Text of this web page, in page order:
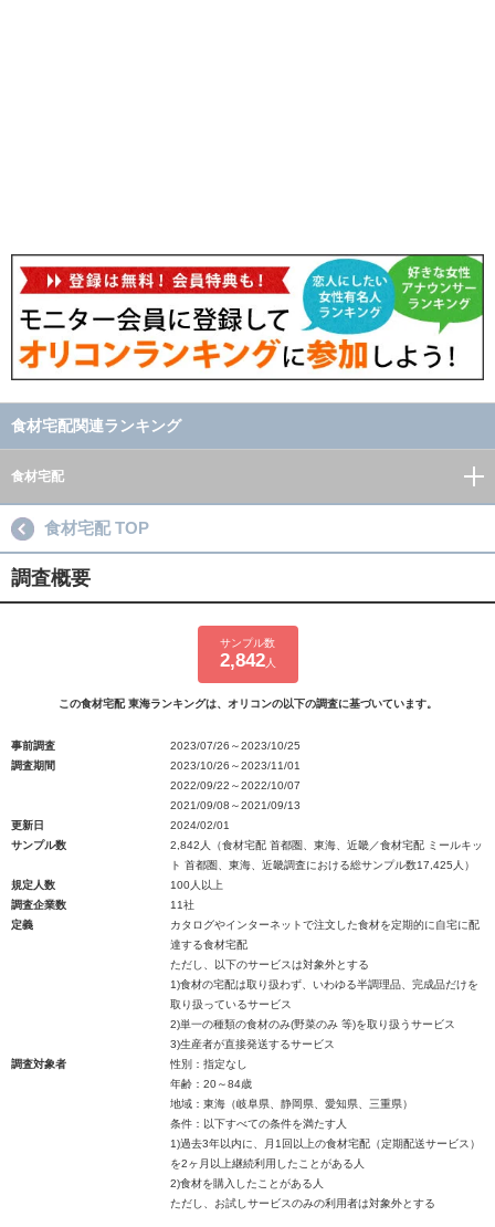
食材宅配関連ランキング
食材宅配
食材宅配 TOP
調査概要
サンプル数
2,842人
この食材宅配 東海ランキングは、オリコンの以下の調査に基づいています。
事前調査
2023/07/26～2023/10/25
調査期間
2023/10/26～2023/11/01
2022/09/22～2022/10/07
2021/09/08～2021/09/13
更新日
2024/02/01
サンプル数
2,842人（食材宅配 首都圏、東海、近畿／食材宅配 ミールキッ
ト 首都圏、東海、近畿調査における総サンプル数17,425人）
規定人数
100人以上
調査企業数
11社
定義
カタログやインターネットで注文した食材を定期的に自宅に配
達する食材宅配
ただし、以下のサービスは対象外とする
1)食材の宅配は取り扱わず、いわゆる半調理品、完成品だけを
取り扱っているサービス
2)単一の種類の食材のみ(野菜のみ 等)を取り扱うサービス
3)生産者が直接発送するサービス
調査対象者
性別：指定なし
年齢：20～84歳
地域：東海（岐阜県、静岡県、愛知県、三重県）
条件：以下すべての条件を満たす人
1)過去3年以内に、月1回以上の食材宅配（定期配送サービス）
を2ヶ月以上継続利用したことがある人
2)食材を購入したことがある人
ただし、お試しサービスのみの利用者は対象外とする